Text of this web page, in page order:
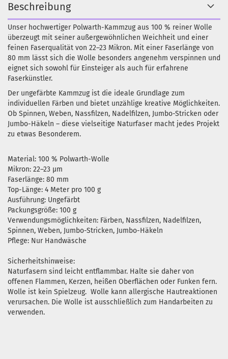
Beschreibung
Unser hochwertiger Polwarth-Kammzug aus 100 % reiner Wolle
überzeugt mit seiner außergewöhnlichen Weichheit und einer
feinen Faserqualität von 22–23 Mikron. Mit einer Faserlänge von
80 mm lässt sich die Wolle besonders angenehm verspinnen und
eignet sich sowohl für Einsteiger als auch für erfahrene
Faserkünstler.
Der ungefärbte Kammzug ist die ideale Grundlage zum
individuellen Färben und bietet unzählige kreative Möglichkeiten.
Ob Spinnen, Weben, Nassfilzen, Nadelfilzen, Jumbo-Stricken oder
Jumbo-Häkeln – diese vielseitige Naturfaser macht jedes Projekt
zu etwas Besonderem.
Material: 100 % Polwarth-Wolle
Mikron: 22–23 µm
Faserlänge: 80 mm
Top-Länge: 4 Meter pro 100 g
Ausführung: Ungefärbt
Packungsgröße: 100 g
Verwendungsmöglichkeiten: Färben, Nassfilzen, Nadelfilzen,
Spinnen, Weben, Jumbo-Stricken, Jumbo-Häkeln
Pflege: Nur Handwäsche
Sicherheitshinweise:
Naturfasern sind leicht entflammbar. Halte sie daher von
offenen Flammen, Kerzen, heißen Oberflächen oder Funken fern.
Wolle ist kein Spielzeug. Wolle kann allergische Hautreaktionen
verursachen. Die Wolle ist ausschließlich zum Handarbeiten zu
verwenden.